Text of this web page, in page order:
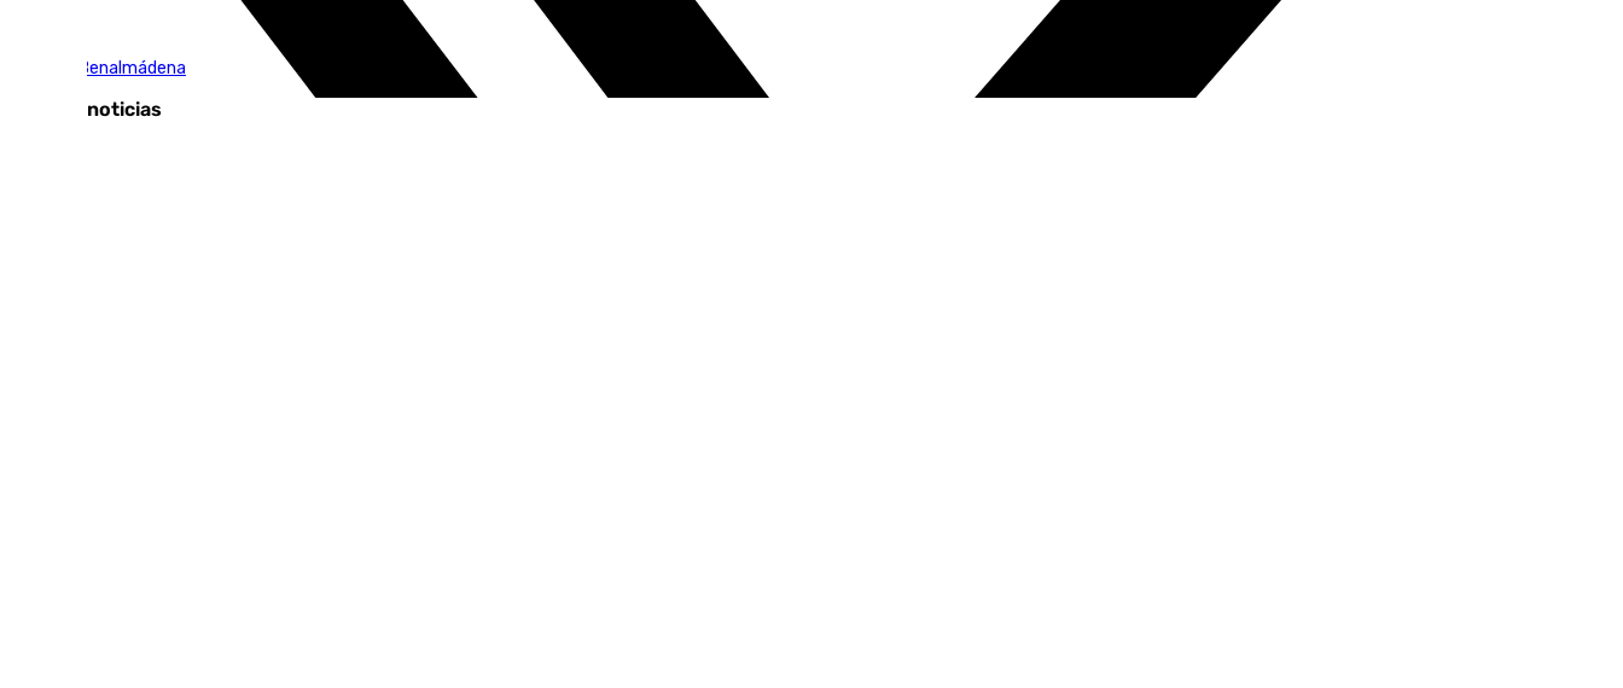
La Plaza Benalmádena
Últimas noticias